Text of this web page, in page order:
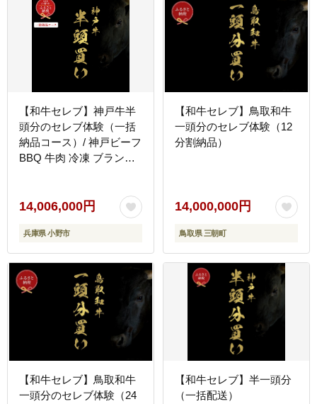
【和牛セレブ】神戸牛半
頭分のセレブ体験（一括
納品コース）/ 神戸ビーフ
BBQ 牛肉 冷凍 ブランド
14,006,000円
兵庫県 小野市
【和牛セレブ】鳥取和牛
一頭分のセレブ体験（12
分割納品）
14,000,000円
鳥取県 三朝町
【和牛セレブ】鳥取和牛
一頭分のセレブ体験（24
【和牛セレブ】半一頭分
（一括配送）